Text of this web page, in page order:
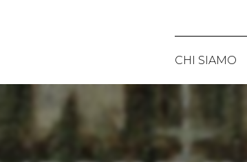
CHI SIAMO
LO